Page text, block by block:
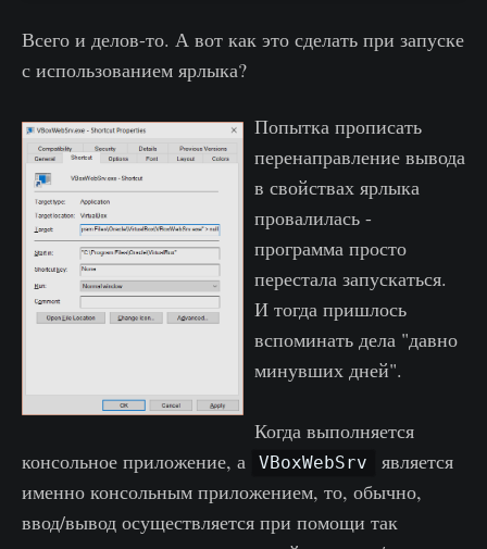
Всего и делов-то. А вот как это сделать при запуске
с использованием ярлыка?
Попытка прописать
перенаправление вывода
в свойствах ярлыка
провалилась -
программа просто
перестала запускаться.
И тогда пришлось
вспоминать дела "давно
минувших дней".
Когда выполняется
консольное приложение, а
VBoxWebSrv
является
именно консольным приложением, то, обычно,
ввод/вывод осуществляется при помощи так